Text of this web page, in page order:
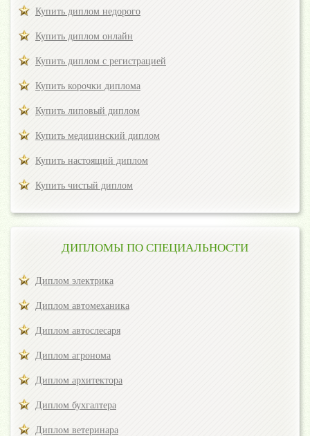
Купить диплом недорого
Купить диплом онлайн
Купить диплом с регистрацией
Купить корочки диплома
Купить липовый диплом
Купить медицинский диплом
Купить настоящий диплом
Купить чистый диплом
ДИПЛОМЫ ПО СПЕЦИАЛЬНОСТИ
Диплом электрика
Диплом автомеханика
Диплом автослесаря
Диплом агронома
Диплом архитектора
Диплом бухгалтера
Диплом ветеринара